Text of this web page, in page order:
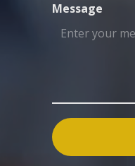
Message